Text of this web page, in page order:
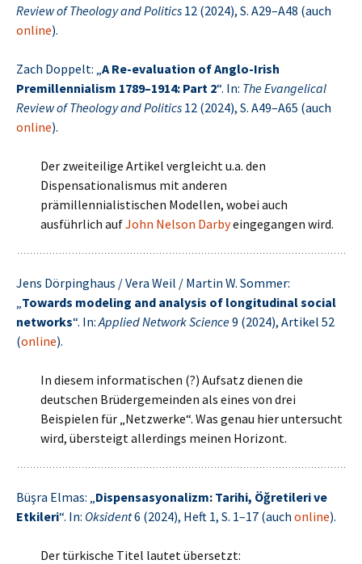
Review of Theology and Politics 12 (2024), S. A29–A48 (auch
online).
Zach Doppelt: „A Re-evaluation of Anglo-Irish
Premillennialism 1789–1914: Part 2“. In: The Evangelical
Review of Theology and Politics 12 (2024), S. A49–A65 (auch
online).
Der zweiteilige Artikel vergleicht u.a. den
Dispensationalismus mit anderen
prämillennialistischen Modellen, wobei auch
ausführlich aufJohn Nelson Darbyeingegangen wird.
Jens Dörpinghaus / Vera Weil / Martin W. Sommer:
„Towards modeling and analysis of longitudinal social
networks“. In:Applied Network Science9 (2024), Artikel 52
(online).
In diesem informatischen (?) Aufsatz dienen die
deutschen Brüdergemeinden als eines von drei
Beispielen für „Netzwerke“. Was genau hier untersucht
wird, übersteigt allerdings meinen Horizont.
Büşra Elmas: „Dispensasyonalizm: Tarihi, Öğretileri ve
Etkileri“. In: Oksident6 (2024), Heft 1, S. 1–17 (auch online).
Der türkische Titel lautet übersetzt: